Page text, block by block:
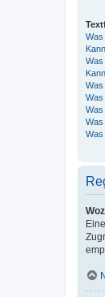
Was
Was
Was
Was
Was
Was
Was